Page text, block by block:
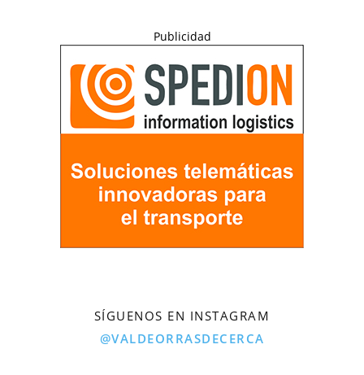
Publicidad
SÍGUENOS EN INSTAGRAM
@VALDEORRASDECERCA